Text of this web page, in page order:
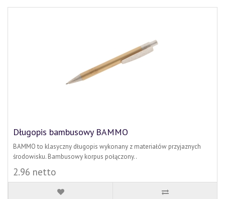
Długopis bambusowy BAMMO
BAMMO to klasyczny długopis wykonany z materiałów przyjaznych
środowisku. Bambusowy korpus połączony..
2.96 netto